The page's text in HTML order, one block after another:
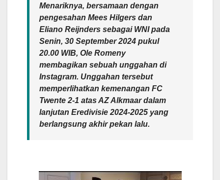
Menariknya, bersamaan dengan
pengesahan Mees Hilgers dan
Eliano Reijnders sebagai WNI pada
Senin, 30 September 2024 pukul
20.00 WIB, Ole Romeny
membagikan sebuah unggahan di
Instagram. Unggahan tersebut
memperlihatkan kemenangan FC
Twente 2-1 atas AZ Alkmaar dalam
lanjutan Eredivisie 2024-2025 yang
berlangsung akhir pekan lalu.